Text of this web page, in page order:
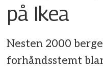
på Ikea
Nesten 2000
forhåndsstemt